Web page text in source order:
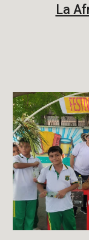
La